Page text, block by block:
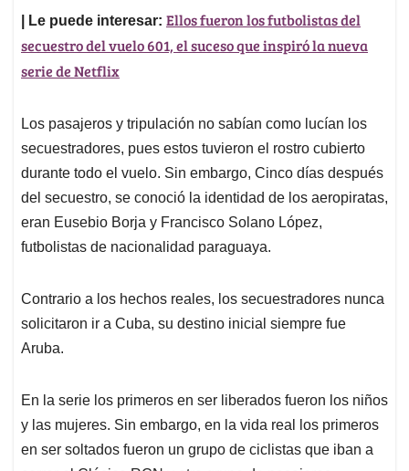
| Le puede interesar: Ellos fueron los futbolistas del
secuestro del vuelo 601, el suceso que inspiró la nueva
serie de Netflix
Los pasajeros y tripulación no sabían como lucían los
secuestradores, pues estos tuvieron el rostro cubierto
durante todo el vuelo. Sin embargo, Cinco días después
del secuestro, se conoció la identidad de los aeropiratas,
eran Eusebio Borja y Francisco Solano López,
futbolistas de nacionalidad paraguaya.
Contrario a los hechos reales, los secuestradores nunca
solicitaron ir a Cuba, su destino inicial siempre fue
Aruba.
En la serie los primeros en ser liberados fueron los niños
y las mujeres. Sin embargo, en la vida real los primeros
en ser soltados fueron un grupo de ciclistas que iban a